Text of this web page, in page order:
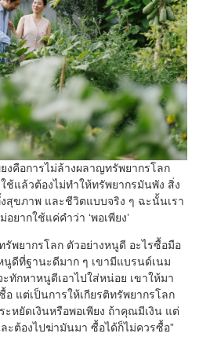
งคือการไม่ล้างผลาญทรัพยากรโลก
แล้วต้องไม่ทำให้ทรัพยากรมันพัง สิ่ง
สุขภาพ และชีวิตแบบจริง ๆ ฉะนั้นเรา
ยากใช้แค่คำว่า ‘พอเพียง’
รัพยากรโลก ตัวอย่างหนูดี อะไรซื้อมือ
นูดีที่ฐานะดีมาก ๆ เขามีแบรนด์เนม
ะทักหาหนูดีเอาไปใส่หน่อย เขาให้มา
แต่เป็นการให้เกียรติทรัพยากรโลก
ะหยัดเงินหรือพอเพียง ถ้าคุณมีเงิน แต่
ะต้องไปฆ่ามันมา ซื้อได้ก็ไม่ควรซื้อ”